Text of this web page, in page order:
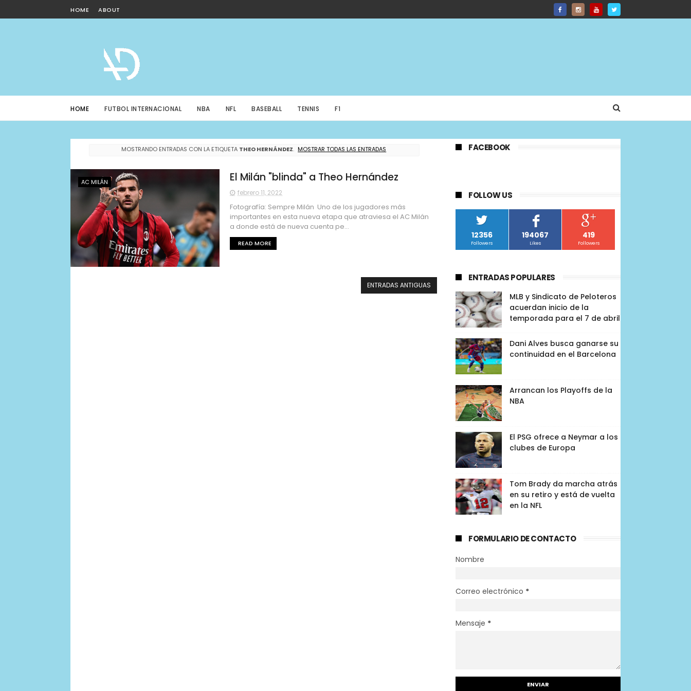
HOME ABOUT
HOME FUTBOL INTERNACIONAL NBA NFL BASEBALL TENNIS F1
MOSTRANDO ENTRADAS CON LA ETIQUETA THEO HERNÁNDEZ. MOSTRAR TODAS LAS ENTRADAS
AC MILÁN El Milán "blinda" a Theo Hernández
febrero 11, 2022
Fotografía: Sempre Milán Uno de los jugadores más
importantes en esta nueva etapa que atraviesa el AC Milán
a donde está de nueva cuenta pe...
READ MORE
ENTRADAS ANTIGUAS
FACEBOOK
FOLLOW US
12356
Followers
194067
Likes
419
Followers
ENTRADAS POPULARES
MLB y Sindicato de Peloteros
acuerdan inicio de la
temporada para el 7 de abril
Dani Alves busca ganarse su
continuidad en el Barcelona
Arrancan los Playoffs de la
NBA
El PSG ofrece a Neymar a los
clubes de Europa
Tom Brady da marcha atrás
en su retiro y está de vuelta
en la NFL
FORMULARIO DE CONTACTO
Nombre
Correo electrónico *
Mensaje *